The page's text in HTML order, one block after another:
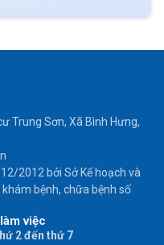
Trung Sơn, Xã Bình Hưng,
2012 bởi Sở Kế hoạch và
bệnh, chữa bệnh số
việc
2 đến thứ 7